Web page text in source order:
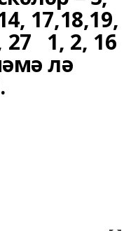
17,18,19,
27 1, 2, 16
лә